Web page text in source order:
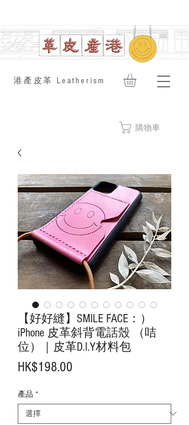
​港產皮革 Leatherism
購物車
【好好縫】SMILE FACE：）
iPhone 皮革斜背電話殼 （咭
位）｜皮革D.I.Y材料包
HK$198.00
產品 *